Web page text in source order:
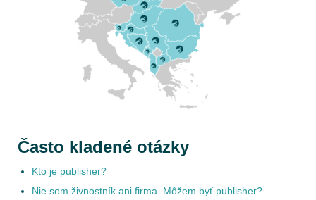
Často kladené otázky
Kto je publisher?
Nie som živnostník ani firma. Môžem byť publisher?